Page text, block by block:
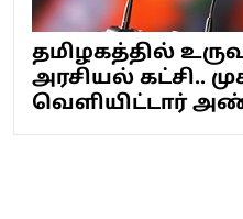
தமிழகத்தில்
அரசியல் கட்சி..
வெளியிட்டார்